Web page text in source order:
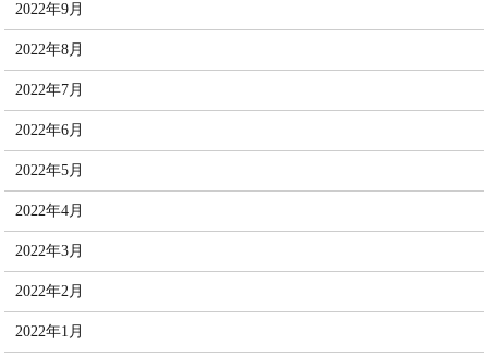
2022年9月
2022年8月
2022年7月
2022年6月
2022年5月
2022年4月
2022年3月
2022年2月
2022年1月